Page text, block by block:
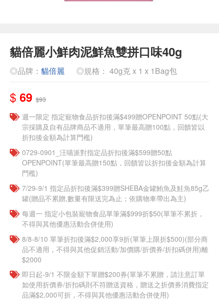
貓倍麗小鮮肉泥鮮魚雙拼口味40g
◎品牌： 貓倍麗 ◎規格： 40g克 x 1 x 1Bag包
$ 69 $93
週一限定 指定寵物食品折扣後滿$499贈OPENPOINT 50點(大
宗採購及自有品牌商品不適用，單筆最高贈100點，回饋皆以
折扣後金額為計算門檻)
0729-0901_汪喵派對指定品折扣後滿$599贈50點
OPENPOINT(單筆最高贈150點，回饋皆以折扣後金額為計算
門檻)
7/29-9/1 指定品折扣後滿$399贈SHEBA金罐鮪魚及鮭魚85g乙
罐(贈品不累贈,數量有限送完為止；依購物車帶出為主)
每週一 指定小包裝寵物食品單筆滿$999折$50(單筆不累折，
不得與其他優惠活動合併使用)
8/8-8/10 單筆折扣後滿$2,000享9折(單筆上限折$500)(部分商
品不適用，不得與其他促銷活動/加價購/折價券/折扣碼併用)離
$2000
即日起-9/1 不限金額下單贈$200券(單筆不累贈，請注意訂單
如使用折價券/折扣碼則不符贈送資格，贈送之折價券消費指定
品滿$2,000可折，不得與其他優惠活動合併使用)